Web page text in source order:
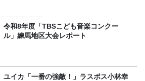
令和8年度「TBSこども音楽コンクー
ル」練馬地区大会レポート
ユイカ「一番の強敵！」ラスボス小林幸